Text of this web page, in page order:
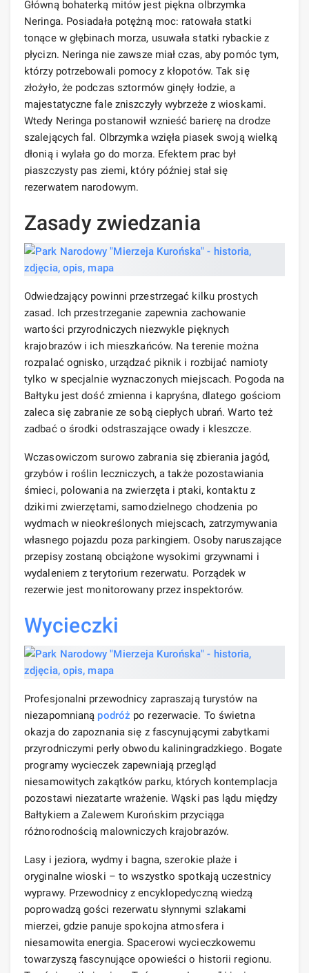
Główną bohaterką mitów jest piękna olbrzymka
Neringa. Posiadała potężną moc: ratowała statki
tonące w głębinach morza, usuwała statki rybackie z
płycizn. Neringa nie zawsze miał czas, aby pomóc tym,
którzy potrzebowali pomocy z kłopotów. Tak się
złożyło, że podczas sztormów ginęły łodzie, a
majestatyczne fale zniszczyły wybrzeże z wioskami.
Wtedy Neringa postanowił wznieść barierę na drodze
szalejących fal. Olbrzymka wzięła piasek swoją wielką
dłonią i wylała go do morza. Efektem prac był
piaszczysty pas ziemi, który później stał się
rezerwatem narodowym.
Zasady zwiedzania
Odwiedzający powinni przestrzegać kilku prostych
zasad. Ich przestrzeganie zapewnia zachowanie
wartości przyrodniczych niezwykle pięknych
krajobrazów i ich mieszkańców. Na terenie można
rozpalać ognisko, urządzać piknik i rozbijać namioty
tylko w specjalnie wyznaczonych miejscach. Pogoda na
Bałtyku jest dość zmienna i kapryśna, dlatego gościom
zaleca się zabranie ze sobą ciepłych ubrań. Warto też
zadbać o środki odstraszające owady i kleszcze.
Wczasowiczom surowo zabrania się zbierania jagód,
grzybów i roślin leczniczych, a także pozostawiania
śmieci, polowania na zwierzęta i ptaki, kontaktu z
dzikimi zwierzętami, samodzielnego chodzenia po
wydmach w nieokreślonych miejscach, zatrzymywania
własnego pojazdu poza parkingiem. Osoby naruszające
przepisy zostaną obciążone wysokimi grzywnami i
wydaleniem z terytorium rezerwatu. Porządek w
rezerwie jest monitorowany przez inspektorów.
Wycieczki
Profesjonalni przewodnicy zapraszają turystów na
niezapomnianą podróż po rezerwacie. To świetna
okazja do zapoznania się z fascynującymi zabytkami
przyrodniczymi perły obwodu kaliningradzkiego. Bogate
programy wycieczek zapewniają przegląd
niesamowitych zakątków parku, których kontemplacja
pozostawi niezatarte wrażenie. Wąski pas lądu między
Bałtykiem a Zalewem Kurońskim przyciąga
różnorodnością malowniczych krajobrazów.
Lasy i jeziora, wydmy i bagna, szerokie plaże i
oryginalne wioski – to wszystko spotkają uczestnicy
wyprawy. Przewodnicy z encyklopedyczną wiedzą
poprowadzą gości rezerwatu słynnymi szlakami
mierzei, gdzie panuje spokojna atmosfera i
niesamowita energia. Spacerowi wycieczkowemu
towarzyszą fascynujące opowieści o historii regionu.